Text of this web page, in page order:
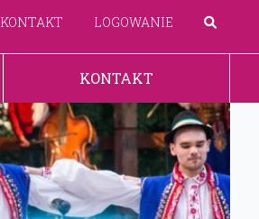
KONTAKT LOGOWANIE
KONTAKT